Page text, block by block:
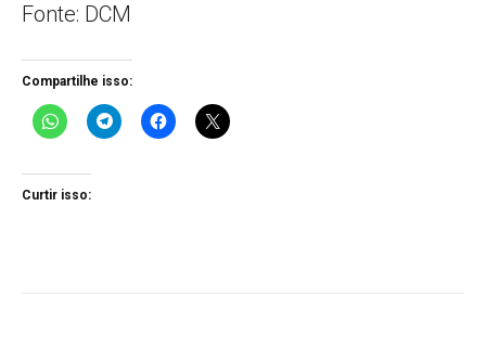
Fonte: DCM
Compartilhe isso:
Curtir isso: